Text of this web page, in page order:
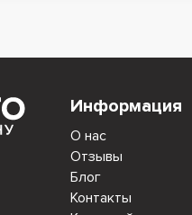
Информация
О нас
Отзывы
Блог
Контакты